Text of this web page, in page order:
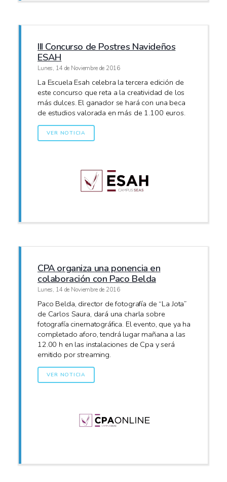
III Concurso de Postres Navideños
ESAH
Lunes, 14 de Noviembre de 2016
La Escuela Esah celebra la tercera edición de
este concurso que reta a la creatividad de los
más dulces. El ganador se hará con una beca
de estudios valorada en más de 1.100 euros.
VER NOTICIA
CPA organiza una ponencia en
colaboración con Paco Belda
Lunes, 14 de Noviembre de 2016
Paco Belda, director de fotografía de “La Jota”
de Carlos Saura, dará una charla sobre
fotografía cinematográfica. El evento, que ya ha
completado aforo, tendrá lugar mañana a las
12.00 h en las instalaciones de Cpa y será
emitido por streaming.
VER NOTICIA